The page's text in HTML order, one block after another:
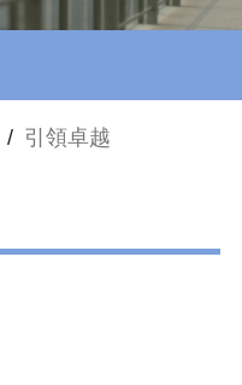
/ 引領卓越